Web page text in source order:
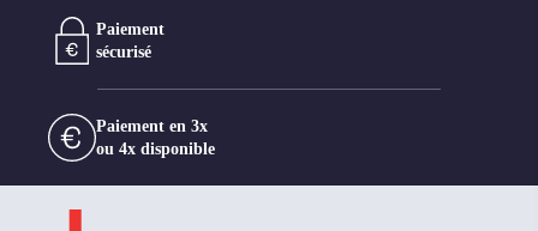
Paiement
sécurisé
Paiement en 3x
ou 4x disponible